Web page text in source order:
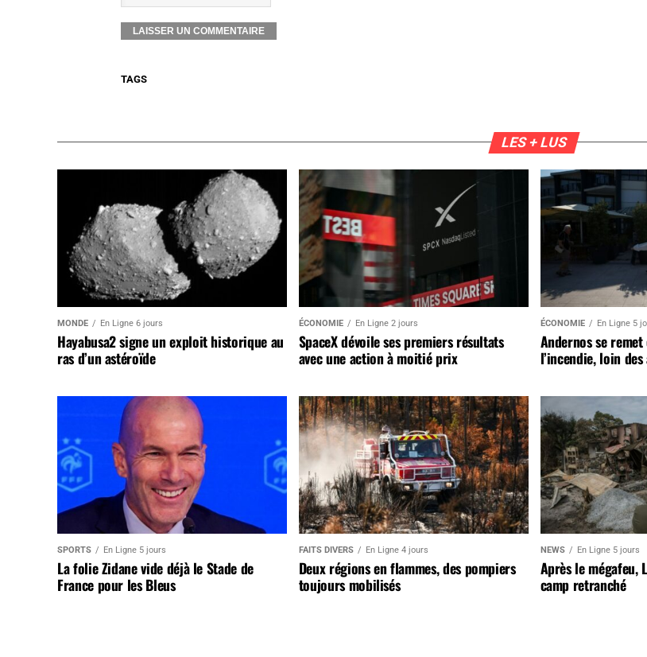
TAGS
LES + LUS
MONDE En Ligne 6 jours
Hayabusa2 signe un exploit historique au
ras d’un astéroïde
ÉCONOMIE En Ligne 2 jours
SpaceX dévoile ses premiers résultats
avec une action à moitié prix
ÉCONOMIE En Ligne 5
Andernos se
l’incendie, loin
SPORTS En Ligne 5 jours
La folie Zidane vide déjà le Stade de
France pour les Bleus
FAITS DIVERS En Ligne 4 jours
Deux régions en flammes, des pompiers
toujours mobilisés
NEWS En Ligne 5 jours
Après le mégafeu,
camp retranché